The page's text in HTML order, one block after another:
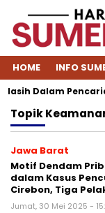
HOME INFO
Dalam
Topik
Jawa Barat
Motif Dendam
dalam Kasus
Cirebon, Tiga
Jumat, 30 Mei 2025 -